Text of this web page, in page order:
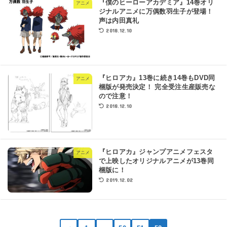
アニメ
『僕のヒーローアカデミア』14巻オリ
ジナルアニメに万偶数羽生子が登場！
声は内田真礼
2018.12.10
アニメ
『ヒロアカ』13巻に続き14巻もDVD同
梱版が発売決定！ 完全受注生産販売な
ので注意！
2018.12.10
アニメ
『ヒロアカ』ジャンプアニメフェスタ
で上映したオリジナルアニメが13巻同
梱版に！
2019.12.02